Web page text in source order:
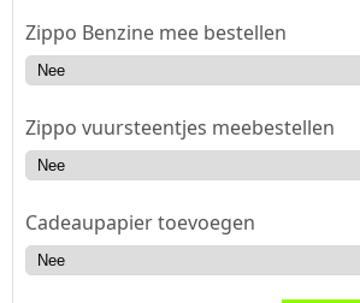
Zippo Benzine mee bestellen
Zippo vuursteentjes meebestellen
Cadeaupapier toevoegen